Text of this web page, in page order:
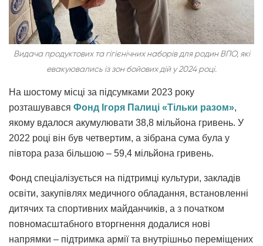
Видача продуктових та гігієнічних наборів для родин ВПО, які
евакуювались із зон бойових дій у 2024 році.
На шостому місці за підсумками 2023 року
розташувався Фонд Ігоря Палиці «Тільки разом»,
якому вдалося акумулювати 38,8 мільйона гривень. У
2022 році він був четвертим, а зібрана сума була у
півтора раза більшою – 59,4 мільйона гривень.
Фонд спеціалізується на підтримці культури, закладів
освіти, закупівлях медичного обладання, встановленні
дитячих та спортивних майданчиків, а з початком
повномасштабного вторгнення додалися нові
напрямки – підтримка армії та внутрішньо переміщених